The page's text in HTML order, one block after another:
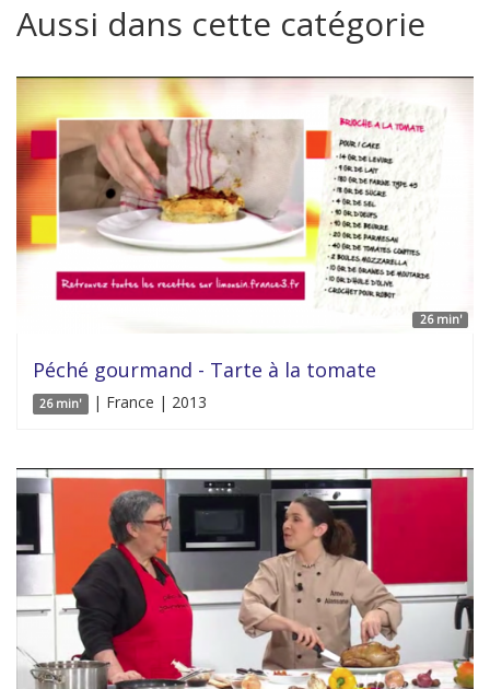
Aussi dans cette catégorie
26 min'
Péché gourmand - Tarte à la tomate
26 min' | France | 2013